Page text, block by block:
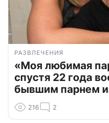
РАЗВЛЕЧЕНИЯ
«Моя любимая
спустя 22 года
бывшим парнем
216 2